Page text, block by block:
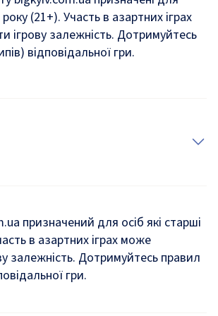
(21+). Участь в азартних іграх
ігрову залежність. Дотримуйтесь
відповідальної гри.
призначений для осіб які старші
в азартних іграх може
залежність. Дотримуйтесь правил
гри.